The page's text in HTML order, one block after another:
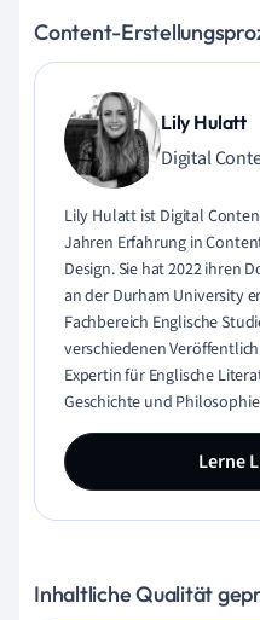
Content-
Lily Hulatt
Digital
Lily Hulatt ist Digital
Jahren Erfahrung in
Design. Sie hat 2022 ihren
an der Durham University
Fachbereich Englische
verschiedenen
Expertin für Englische
Geschichte und
Lerne
Inhaltliche Qualität